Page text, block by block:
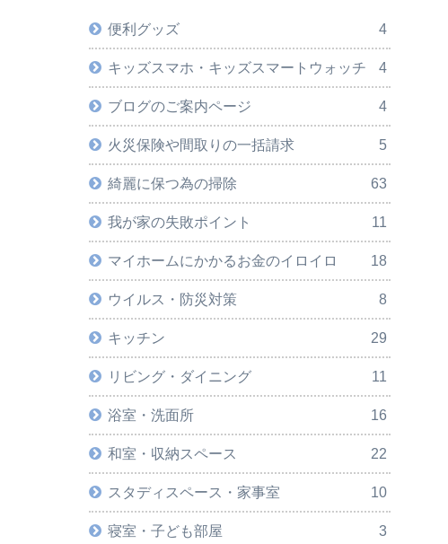
便利グッズ 4
キッズスマホ・キッズスマートウォッチ 4
ブログのご案内ページ 4
火災保険や間取りの一括請求 5
綺麗に保つ為の掃除 63
我が家の失敗ポイント 11
マイホームにかかるお金のイロイロ 18
ウイルス・防災対策 8
キッチン 29
リビング・ダイニング 11
浴室・洗面所 16
和室・収納スペース 22
スタディスペース・家事室 10
寝室・子ども部屋 3